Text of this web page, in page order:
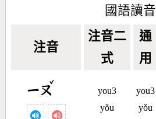
國語讀音
注音
注音二
式
通
用
ㄧㄡ
ˇ
you3
yǒu
you3
yǒu